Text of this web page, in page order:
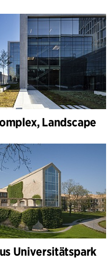
Landscape
Universitätspark